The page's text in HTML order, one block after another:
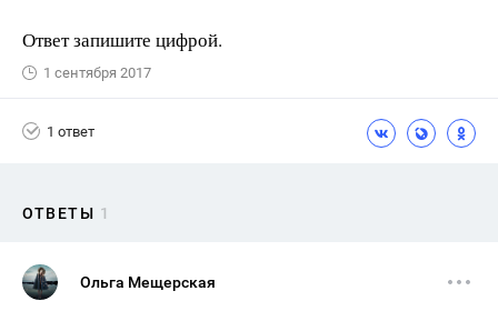
Ответ запишите цифрой.
1 сентября 2017
1 ответ
ОТВЕТЫ 1
Ольга Мещерская